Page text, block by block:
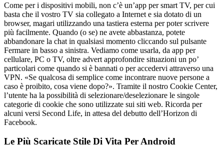
Come per i dispositivi mobili, non c’è un’app per smart TV, per cui
basta che il vostro TV sia collegato a Internet e sia dotato di un
browser, magari utilizzando una tastiera esterna per poter scrivere
più facilmente. Quando (o se) ne avete abbastanza, potete
abbandonare la chat in qualsiasi momento cliccando sul pulsante
Fermare in basso a sinistra. Vediamo come usarla, da app per
cellulare, PC o TV, oltre advert approfondire situazioni un po’
particolari come quando si è bannati o per accedervi attraverso una
VPN. «Se qualcosa di semplice come incontrare nuove persone a
caso è proibito, cosa viene dopo?». Tramite il nostro Cookie Center,
l’utente ha la possibilità di selezionare/deselezionare le singole
categorie di cookie che sono utilizzate sui siti web. Ricorda per
alcuni versi Second Life, in attesa del debutto dell’Horizon di
Facebook.
Le Più Scaricate Stile Di Vita Per Android